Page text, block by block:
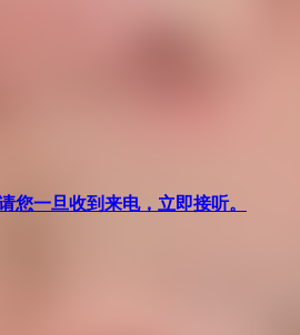
您一旦收到来电，立即接听。